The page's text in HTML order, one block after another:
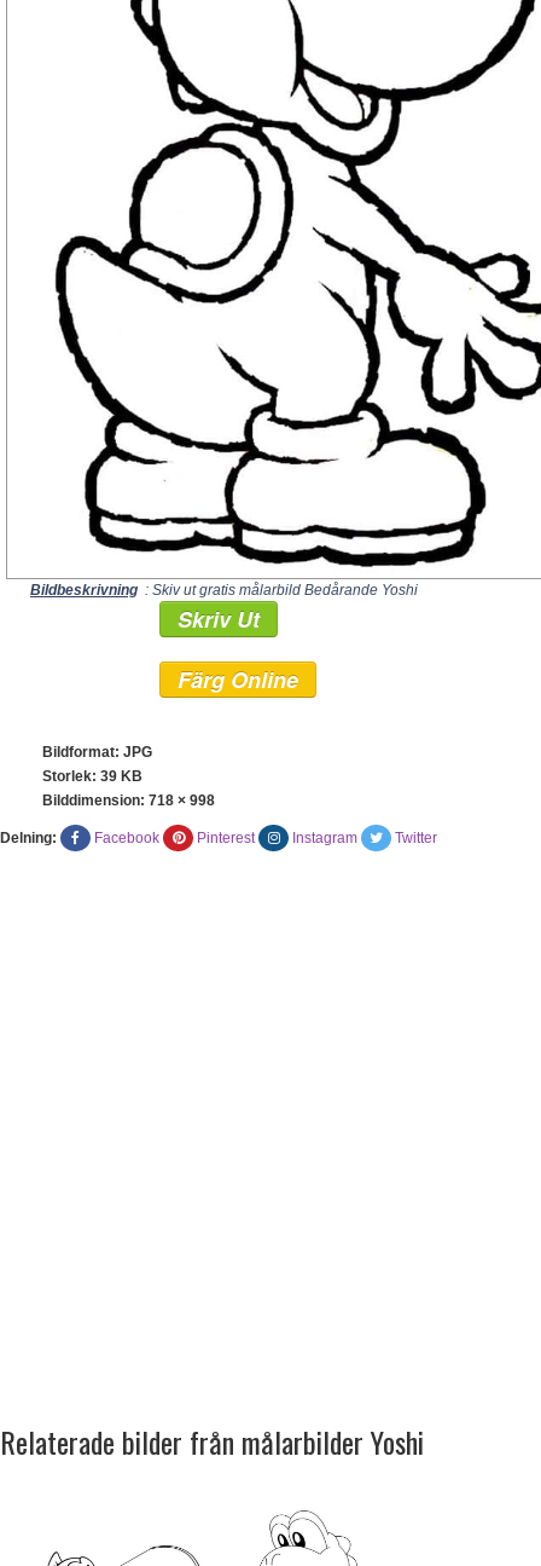
Bildbeskrivning : Skiv ut gratis målarbild Bedårande Yoshi
Skriv Ut
Färg Online
Bildformat: JPG
Storlek: 39 KB
Bilddimension: 718 × 998
Delning: Facebook Pinterest Instagram Twitter
Relaterade bilder från målarbilder Yoshi